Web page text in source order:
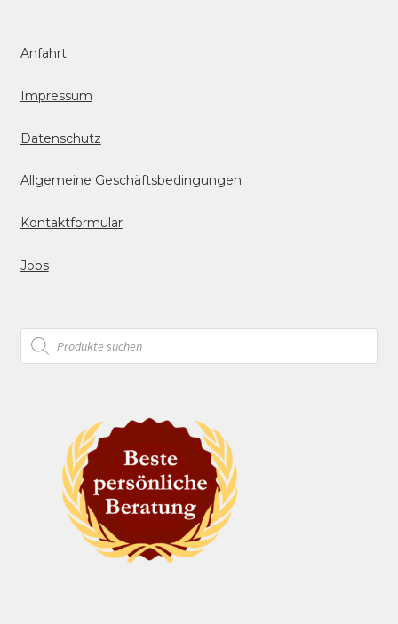
Anfahrt
Impressum
Datenschutz
Allgemeine Geschäftsbedingungen
Kontaktformular
Jobs
Products
search